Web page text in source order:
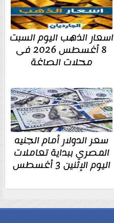
اسعار الذهب اليوم السبت
8 أغسطس 2026 فى
محلات الصاغة
سعر الدولار أمام الجنيه
المصري ببداية تعاملات
اليوم الإثنين 3 أغسطس